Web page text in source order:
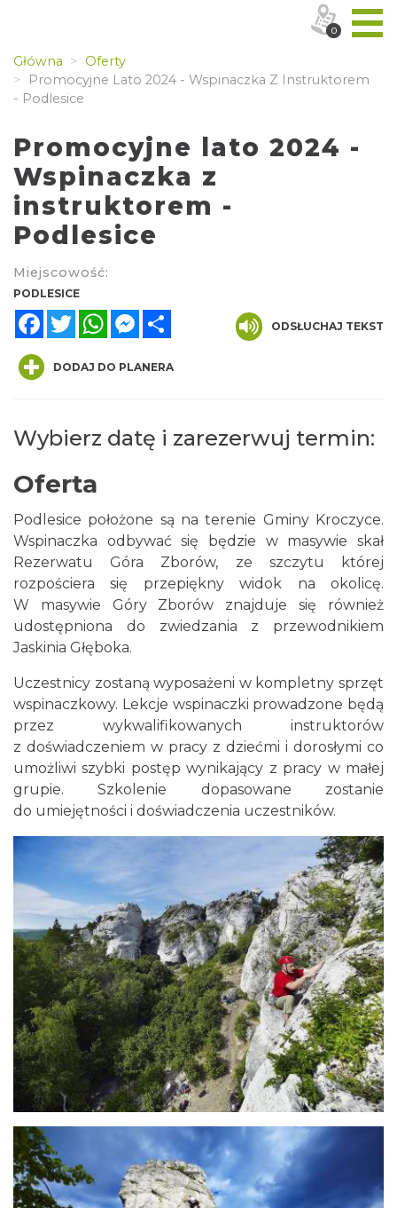
Główna
Oferty
Promocyjne Lato 2024 - Wspinaczka Z Instruktorem
- Podlesice
Promocyjne lato 2024 -
Wspinaczka z
instruktorem -
Podlesice
Miejscowość:
PODLESICE
FacebookTwitterWhatsAppMessenger
ODSŁUCHAJ TEKST
DODAJ DO PLANERA
Wybierz datę i zarezerwuj termin:
Oferta
Podlesice położone są na terenie Gminy Kroczyce.
Wspinaczka odbywać się będzie w masywie skał
Rezerwatu Góra Zborów, ze szczytu której
rozpościera się przepiękny widok na okolicę.
W masywie Góry Zborów znajduje się również
udostępniona do zwiedzania z przewodnikiem
Jaskinia Głęboka.
Uczestnicy zostaną wyposażeni w kompletny sprzęt
wspinaczkowy. Lekcje wspinaczki prowadzone będą
przez wykwalifikowanych instruktorów
z doświadczeniem w pracy z dziećmi i dorosłymi co
umożliwi szybki postęp wynikający z pracy w małej
grupie. Szkolenie dopasowane zostanie
do umiejętności i doświadczenia uczestników.
0